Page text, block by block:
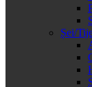
Șei/